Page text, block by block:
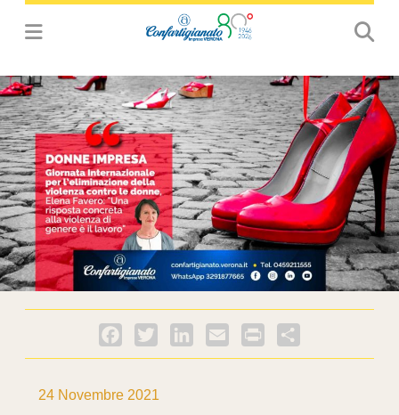
Facebook
Twitter LinkedInEmail PrintFriendly
24 Novembre 2021